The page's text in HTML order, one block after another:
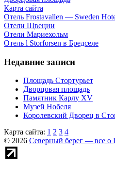
Карта сайта
Отель Frostavallen — Sweden
Отели Щвеции
Отели Мариехольм
Отель l Storforsen в Бредселе
Недавние записи
Площадь Стортурьет
Дворцовая площадь
Памятник Карлу XV
Музей Нобеля
Королевский Дворец в
Карта сайта: 1 2 3 4
© 2026 Северный берег — все